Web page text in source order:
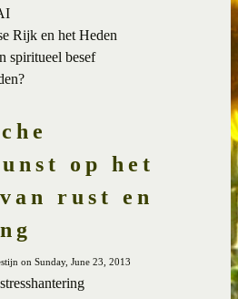
Rijk en het Heden
spiritueel besef
op het
rust en
on Sunday, June 23, 2013